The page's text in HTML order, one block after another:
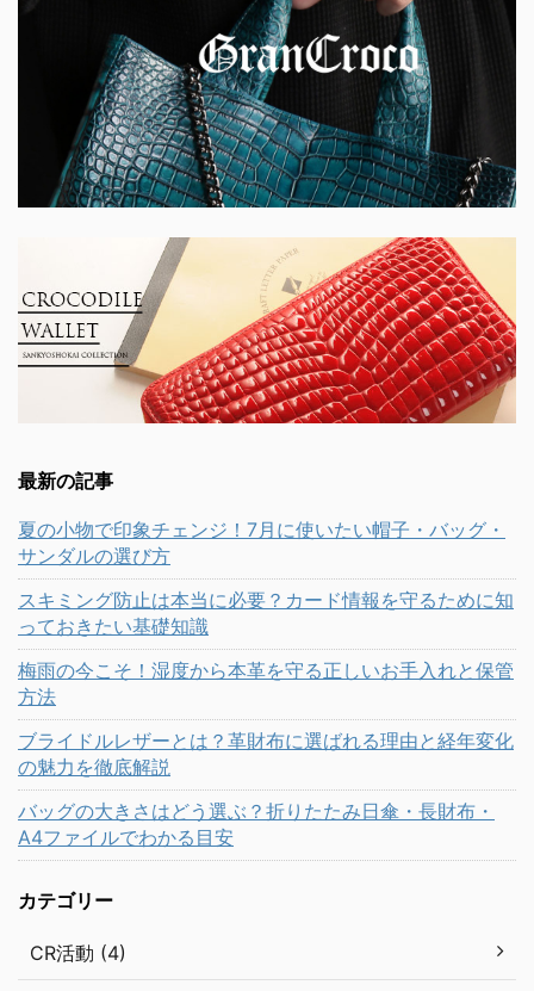
最新の記事
夏の小物で印象チェンジ！7月に使いたい帽子・バッグ・
サンダルの選び方
スキミング防止は本当に必要？カード情報を守るために知
っておきたい基礎知識
梅雨の今こそ！湿度から本革を守る正しいお手入れと保管
方法
ブライドルレザーとは？革財布に選ばれる理由と経年変化
の魅力を徹底解説
バッグの大きさはどう選ぶ？折りたたみ日傘・長財布・
A4ファイルでわかる目安
カテゴリー
CR活動 (4)